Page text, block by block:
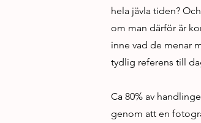
hela jävla tiden?
om man därför är
inne vad de menar
tydlig referens till
Ca 80% av
genom att en